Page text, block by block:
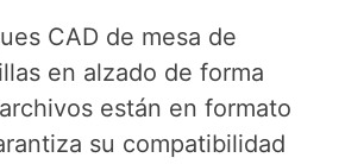
CAD de mesa de
en alzado de forma
están en formato
su compatibilidad